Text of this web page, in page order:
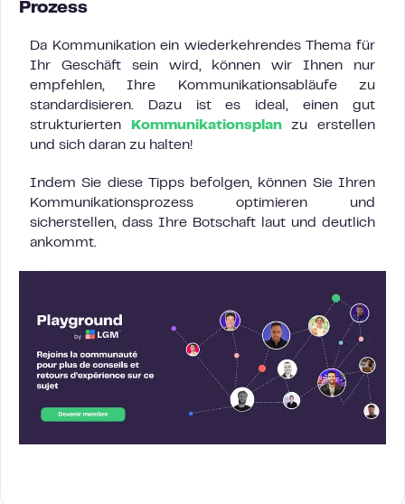
Prozess
Da Kommunikation ein wiederkehrendes Thema für
Ihr Geschäft sein wird, können wir Ihnen nur
empfehlen, Ihre Kommunikationsabläufe zu
standardisieren. Dazu ist es ideal, einen gut
strukturierten
Kommunikationsplanzu erstellen
und sich daran zu halten!
Indem Sie diese Tipps befolgen, können Sie Ihren
Kommunikationsprozess optimieren und
sicherstellen, dass Ihre Botschaft laut und deutlich
ankommt.